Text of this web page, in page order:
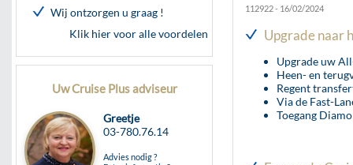
Wij ontzorgen u graag !
Klik hier voor alle voordelen
Uw Cruise Plus adviseur
Greetje
03-780.76.14
Advies nodig ?
112922 - 16/02/2024
Upgrade naar
Upgrade uw
Heen- en
Regent
Via de Fast-
Toegang